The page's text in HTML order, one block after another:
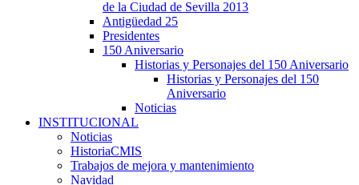
de la Ciudad de Sevilla 2013
Antigüedad 25
Presidentes
150 Aniversario
Historias y Personajes del 150 Aniversario
Historias y Personajes del 150
Aniversario
Noticias
INSTITUCIONAL
Noticias
HistoriaCMIS
Trabajos de mejora y mantenimiento
Navidad